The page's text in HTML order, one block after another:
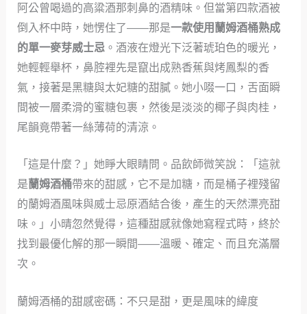
阿公曾喝過的高粱酒那刺鼻的酒精味。但當第四款酒被
倒入杯中時，她愣住了——那是一款使用蘭姆酒桶熟成
的單一麥芽威士忌 。酒液在燈光下泛著琥珀色的暖光，
她輕輕舉杯，鼻腔裡先是竄出成熟香蕉與烤鳳梨的香
氣，接著是黑糖與太妃糖的甜膩。她小啜一口，舌面瞬
間被一層柔滑的蜜糖包裹，然後是淡淡的椰子與肉桂，
尾韻竟帶著一絲薄荷的清涼。
「這是什麼？」她睜大眼睛問。品飲師微笑說：「這就
是蘭姆酒桶帶來的甜感，它不是加糖，而是桶子裡殘留
的蘭姆酒風味與威士忌原酒結合後，產生的天然漂亮甜
味。」小晴忽然覺得，這種甜感就像她寫程式時，終於
找到最優化解的那一瞬間——溫暖、確定、而且充滿層
次。
蘭姆酒桶的甜感密碼：不只是甜，更是風味的緯度